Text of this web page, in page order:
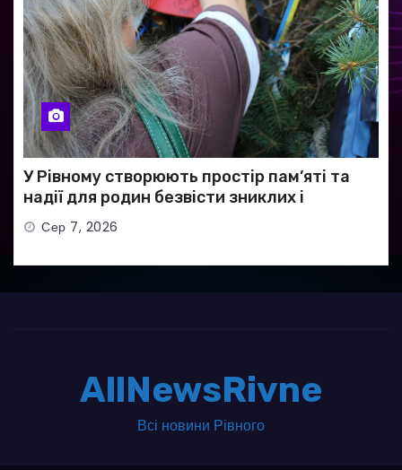
У Рівному створюють простір пам’яті та
надії для родин безвісти зниклих і
полонених військових
Сер 7, 2026
AllNewsRivne
Всі новини Рівного